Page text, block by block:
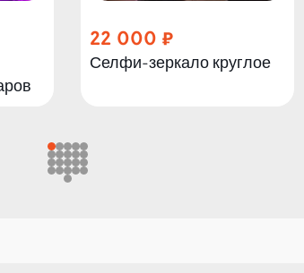
22 000
Селфи-зеркало круглое